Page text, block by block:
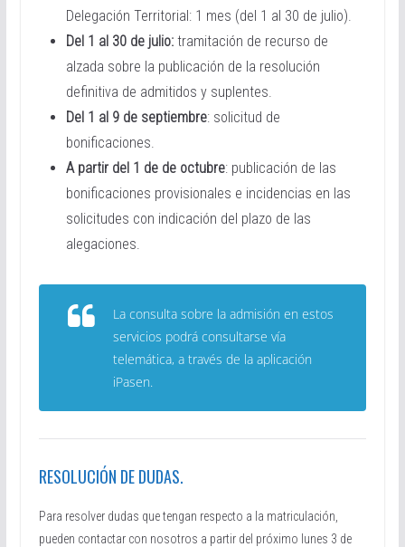
Delegación Territorial: 1 mes (del 1 al 30 de julio).
Del 1 al 30 de julio:tramitación de recurso de
alzada sobre la publicación de la resolución
definitiva de admitidos y suplentes.
Del 1 al 9 de septiembre: solicitud de
bonificaciones.
A partir del 1 de de octubre: publicación de las
bonificaciones provisionales e incidencias en las
solicitudes con indicación del plazo de las
alegaciones.
La consulta sobre la admisión en estos
servicios podrá consultarse vía
telemática, a través de la aplicación
iPasen.
RESOLUCIÓN DE DUDAS.
Para resolver dudas que tengan respecto a la matriculación,
pueden contactar con nosotros a partir del próximo lunes 3 de